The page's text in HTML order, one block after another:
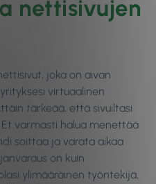
nettisivujen
joka on aivan
virtuaalinen
tärkeää, että sivuiltasi
varmasti halua menettää
soittaa ja varata aikaa
on kuin
ylimääräinen työntekijä,